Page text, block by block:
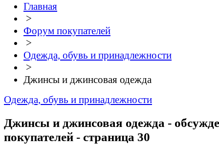
Главная
>
Форум покупателей
>
Одежда, обувь и принадлежности
>
Джинсы и джинсовая одежда
Одежда, обувь и принадлежности
Джинсы и джинсовая одежда -
покупателей - страница 30